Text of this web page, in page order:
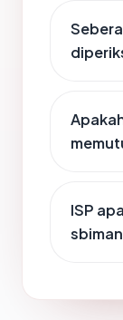
ISP